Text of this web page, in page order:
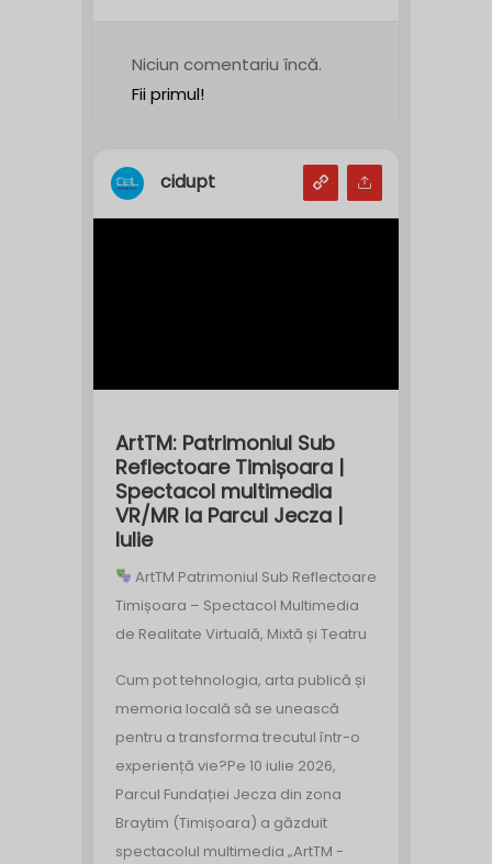
Niciun comentariu încă.
Fii primul!
cidupt
ArtTM: Patrimoniul Sub
Reflectoare Timișoara |
Spectacol multimedia
VR/MR la Parcul Jecza |
Iulie
ArtTM Patrimoniul Sub Reflectoare
Timișoara – Spectacol Multimedia
de Realitate Virtuală, Mixtă și Teatru
Cum pot tehnologia, arta publică și
memoria locală să se unească
pentru a transforma trecutul într-o
experiență vie?Pe 10 iulie 2026,
Parcul Fundației Jecza din zona
Braytim (Timișoara) a găzduit
spectacolul multimedia „ArtTM -